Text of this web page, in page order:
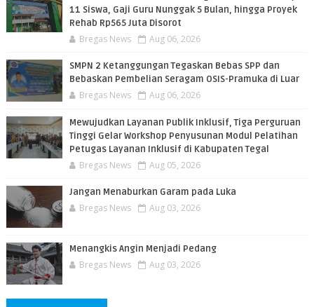
11 Siswa, Gaji Guru Nunggak 5 Bulan, hingga Proyek
Rehab Rp565 Juta Disorot
Bregas News Aug 06, 2026
SMPN 2 Ketanggungan Tegaskan Bebas SPP dan
Bebaskan Pembelian Seragam OSIS-Pramuka di Luar
Bregas News Aug 06, 2026
​Mewujudkan Layanan Publik Inklusif, Tiga Perguruan
Tinggi Gelar Workshop Penyusunan Modul Pelatihan
Petugas Layanan Inklusif di Kabupaten Tegal
Bregas News Aug 05, 2026
Jangan Menaburkan Garam pada Luka
Bregas News Aug 03, 2026
Menangkis Angin Menjadi Pedang
Bregas News Aug 03, 2026